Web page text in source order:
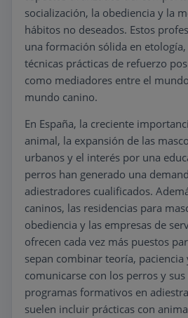
socialización, la obediencia y la
hábitos no deseados. Estos
una formación sólida en
técnicas prácticas de refuerzo
como mediadores entre el
mundo canino.
En España, la creciente
animal, la expansión de las
urbanos y el interés por una
perros han generado una
adiestradores cualificados.
caninos, las residencias para
obediencia y las empresas de
ofrecen cada vez más puestos
sepan combinar teoría,
comunicarse con los perros y
programas formativos en
suelen incluir prácticas con